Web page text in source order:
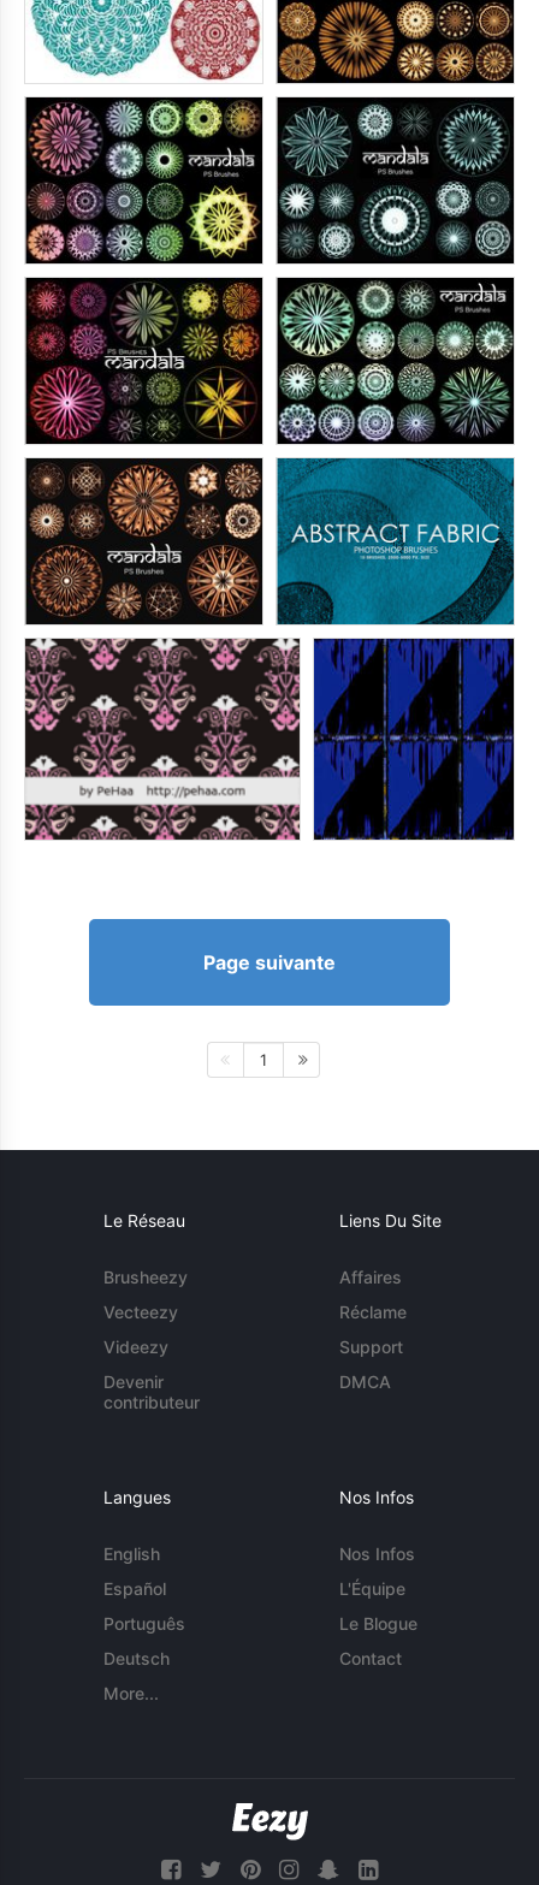
Page suivante
1
Le Réseau
Brusheezy
Vecteezy
Videezy
Devenir
contributeur
Liens Du Site
Affaires
Réclame
Support
DMCA
Langues
English
Español
Português
Deutsch
More...
Nos Infos
Nos Infos
L'Équipe
Le Blogue
Contact